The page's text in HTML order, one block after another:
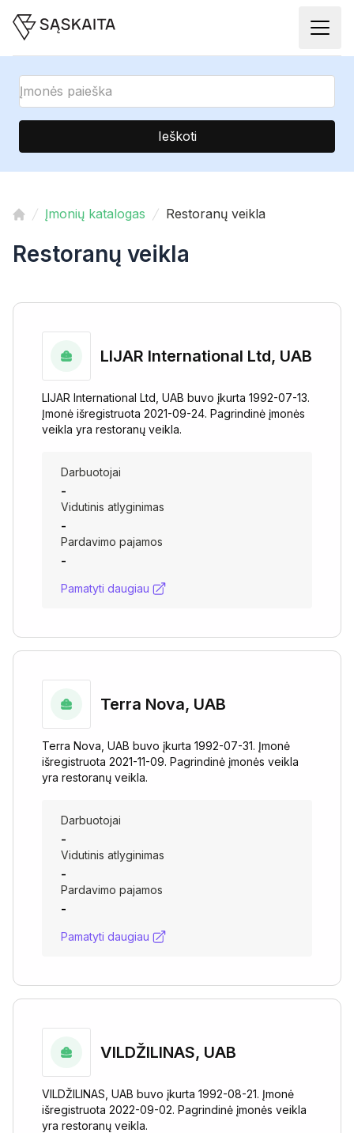
Ieškoti
Įmonių katalogas Restoranų veikla
Restoranų veikla
LIJAR International Ltd, UAB
LIJAR International Ltd, UAB buvo įkurta 1992-07-13.
Įmonė išregistruota 2021-09-24. Pagrindinė įmonės
veikla yra restoranų veikla.
Darbuotojai
-
Vidutinis atlyginimas
-
Pardavimo pajamos
-
Pamatyti daugiau
Terra Nova, UAB
Terra Nova, UAB buvo įkurta 1992-07-31. Įmonė
išregistruota 2021-11-09. Pagrindinė įmonės veikla
yra restoranų veikla.
Darbuotojai
-
Vidutinis atlyginimas
-
Pardavimo pajamos
-
Pamatyti daugiau
VILDŽILINAS, UAB
VILDŽILINAS, UAB buvo įkurta 1992-08-21. Įmonė
išregistruota 2022-09-02. Pagrindinė įmonės veikla
yra restoranų veikla.